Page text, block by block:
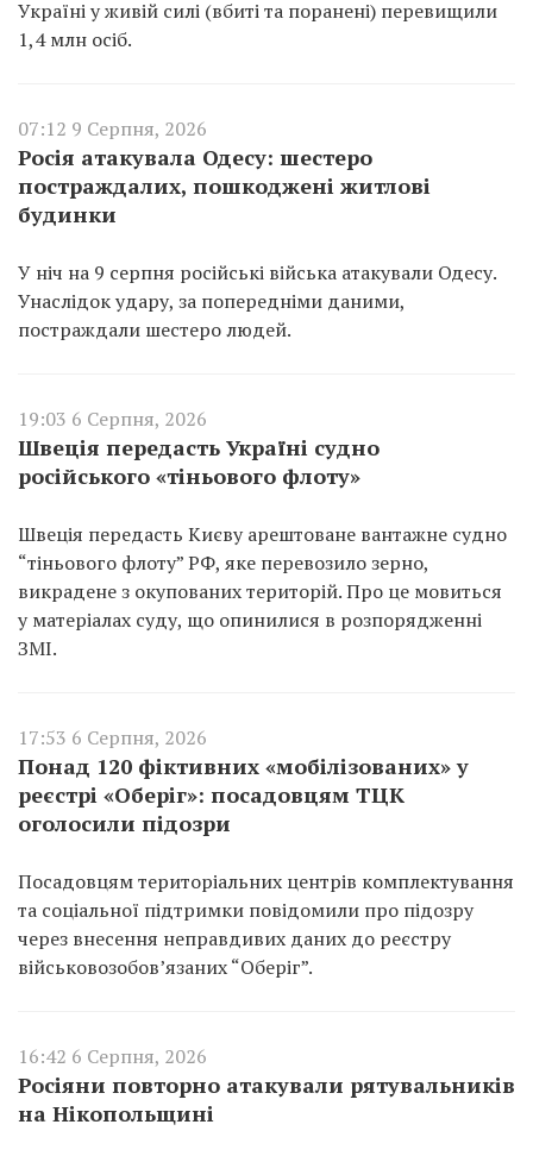
Україні у живій силі (вбиті та поранені) перевищили
1,4 млн осіб.
07:12 9 Серпня, 2026
Росія атакувала Одесу: шестеро
постраждалих, пошкоджені житлові
будинки
У ніч на 9 серпня російські війська атакували Одесу.
Унаслідок удару, за попередніми даними,
постраждали шестеро людей.
19:03 6 Серпня, 2026
Швеція передасть Україні судно
російського «тіньового флоту»
Швеція передасть Києву арештоване вантажне судно
“тіньового флоту” РФ, яке перевозило зерно,
викрадене з окупованих територій. Про це мовиться
у матеріалах суду, що опинилися в розпорядженні
ЗМІ.
17:53 6 Серпня, 2026
Понад 120 фіктивних «мобілізованих» у
реєстрі «Оберіг»: посадовцям ТЦК
оголосили підозри
Посадовцям територіальних центрів комплектування
та соціальної підтримки повідомили про підозру
через внесення неправдивих даних до реєстру
військовозобов’язаних “Оберіг”.
16:42 6 Серпня, 2026
Росіяни повторно атакували рятувальників
на Нікопольщині